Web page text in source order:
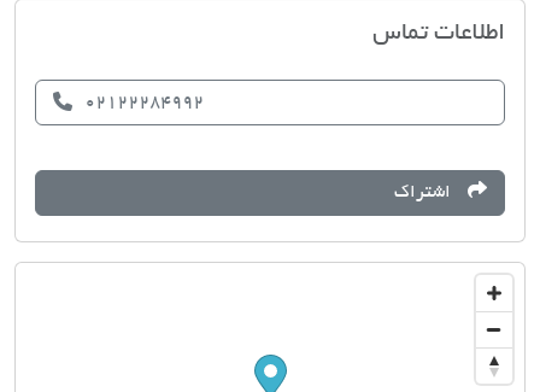
اطلاعات تماس
02122284992
اشتراک